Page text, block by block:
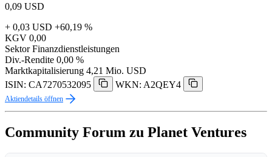
0,09 USD
+ 0,03 USD +60,19 %
KGV 0,00
Sektor Finanzdienstleistungen
Div.-Rendite 0,00 %
Marktkapitalisierung 4,21 Mio. USD
ISIN: CA7270532095
WKN: A2QEY4
Aktiendetails öffnen
Community Forum zu Planet Ventures